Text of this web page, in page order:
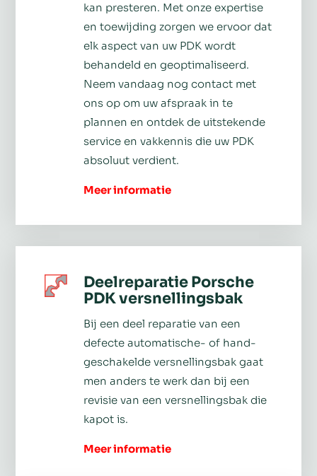
kan presteren. Met onze expertise
en toewijding zorgen we ervoor dat
elk aspect van uw PDK wordt
behandeld en geoptimaliseerd.
Neem vandaag nog contact met
ons op om uw afspraak in te
plannen en ontdek de uitstekende
service en vakkennis die uw PDK
absoluut verdient.
Meer informatie
Deelreparatie Porsche
PDK versnellingsbak
Bij een deel reparatie van een
defecte automatische- of hand-
geschakelde versnellingsbak gaat
men anders te werk dan bij een
revisie van een versnellingsbak die
kapot is.
Meer informatie